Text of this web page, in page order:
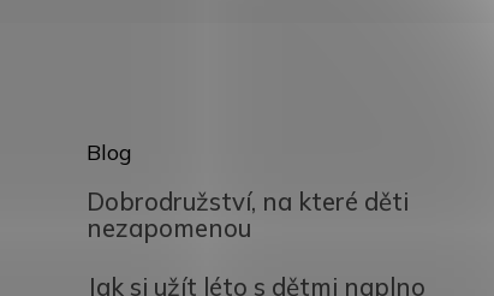
Blog
Dobrodružství, na které děti
nezapomenou
Jak si užít léto s dětmi naplno